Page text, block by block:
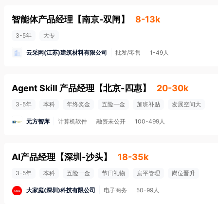
智能体产品经理 【南京-双闸 】 8-13k
3-5年 大专
云采网(江苏)建筑材料有限公司 批发/零售 1-49人
Agent Skill 产品经理 【北京-四惠】 20-30k
3-5年 本科 年终奖金 五险一金 加班补贴 发展空间大
元方智库 计算机软件 融资未公开 100-499人
AI产品经理 【深圳-沙头】 18-35k
3-5年 本科 五险一金 节日礼物 扁平管理 岗位晋升
大家庭(深圳)科技有限公司 电子商务 50-99人